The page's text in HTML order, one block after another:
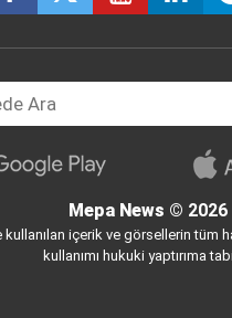
Mepa News © 2026
içerik ve görsellerin tüm
kullanımı hukuki yaptırıma